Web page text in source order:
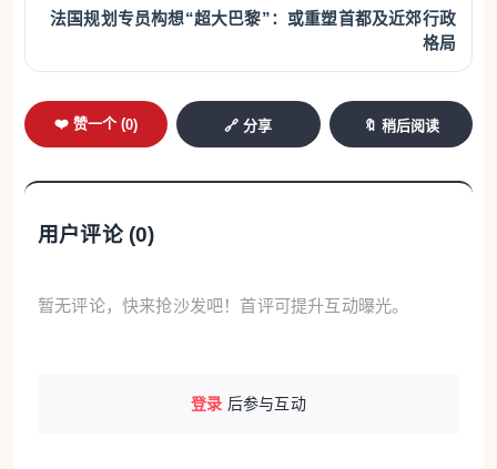
法国规划专员构想“超大巴黎”：或重塑首都及近郊行政
格局
❤️ 赞一个 (0) 🔗 分享 🔖 稍后阅读
用户评论 (0)
暂无评论，快来抢沙发吧！首评可提升互动曝光。
登录 后参与互动